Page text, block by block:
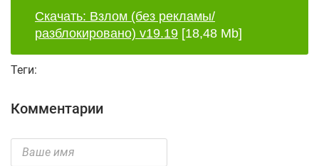
Скачать: Взлом (без рекламы/
разблокировано) v19.19 [18,48 Mb]
Теги:
Комментарии